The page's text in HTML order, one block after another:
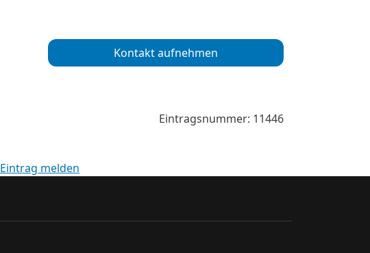
Kontakt aufnehmen
Eintragsnummer: 11446
Eintrag melden